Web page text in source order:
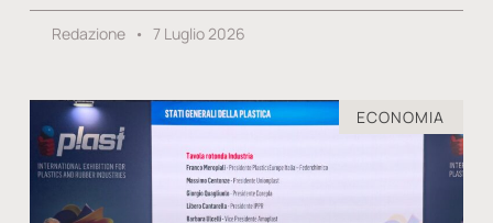
Redazione 7 Luglio 2026
ECONOMIA